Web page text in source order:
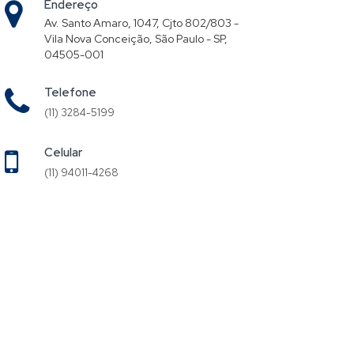
Endereço
Av. Santo Amaro, 1047, Cjto 802/803 -
Vila Nova Conceição, São Paulo - SP,
04505-001
Telefone
(11) 3284-5199
Celular
(11) 94011-4268